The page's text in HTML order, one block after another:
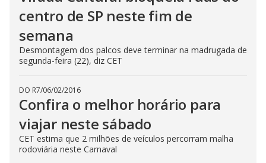
centro de SP neste fim de
semana
Desmontagem dos palcos deve terminar na madrugada de
segunda-feira (22), diz CET
DO R7/06/02/2016
Confira o melhor horário para
viajar neste sábado
CET estima que 2 milhões de veículos percorram malha
rodoviária neste Carnaval